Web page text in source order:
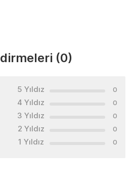
(0)
5 Yıldız 0
4 Yıldız 0
3 Yıldız 0
2 Yıldız 0
1 Yıldız 0